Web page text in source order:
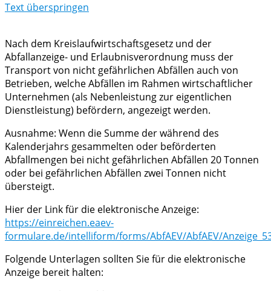
Text überspringen
Nach dem Kreislaufwirtschaftsgesetz und der
Abfallanzeige- und Erlaubnisverordnung muss der
Transport von nicht gefährlichen Abfällen auch von
Betrieben, welche Abfällen im Rahmen wirtschaftlicher
Unternehmen (als Nebenleistung zur eigentlichen
Dienstleistung) befördern, angezeigt werden.
Ausnahme: Wenn die Summe der während des
Kalenderjahrs gesammelten oder beförderten
Abfallmengen bei nicht gefährlichen Abfällen 20 Tonnen
oder bei gefährlichen Abfällen zwei Tonnen nicht
übersteigt.
Hier der Link für die elektronische Anzeige:
https://einreichen.eaev-
formulare.de/intelliform/forms/AbfAEV/AbfAEV/
Folgende Unterlagen sollten Sie für die elektronische
Anzeige bereit halten: